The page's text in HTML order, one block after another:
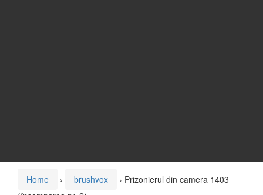
Home › brushvox › Prizonierul din camera 1403